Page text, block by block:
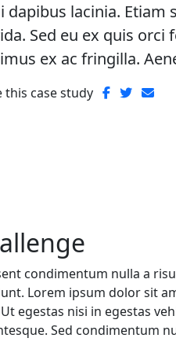
dapibus lacinia. Etiam
Sed eu ex quis
ex ac fringilla.
this case study
condimentum nulla a
Lorem ipsum dolor sit
egestas nisi in egestas
Sed condimentum